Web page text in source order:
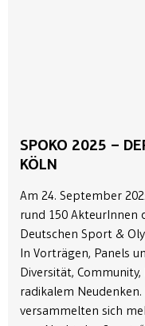
SPOKO 2025 –
KÖLN
Am 24. September
rund 150 AkteurInnen
Deutschen Sport &
In Vorträgen, Panels
Diversität,
radikalem
versammelten sich